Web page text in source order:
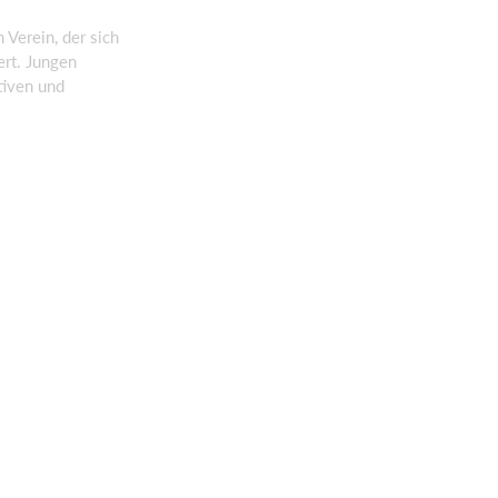
der sich
Jungen
und